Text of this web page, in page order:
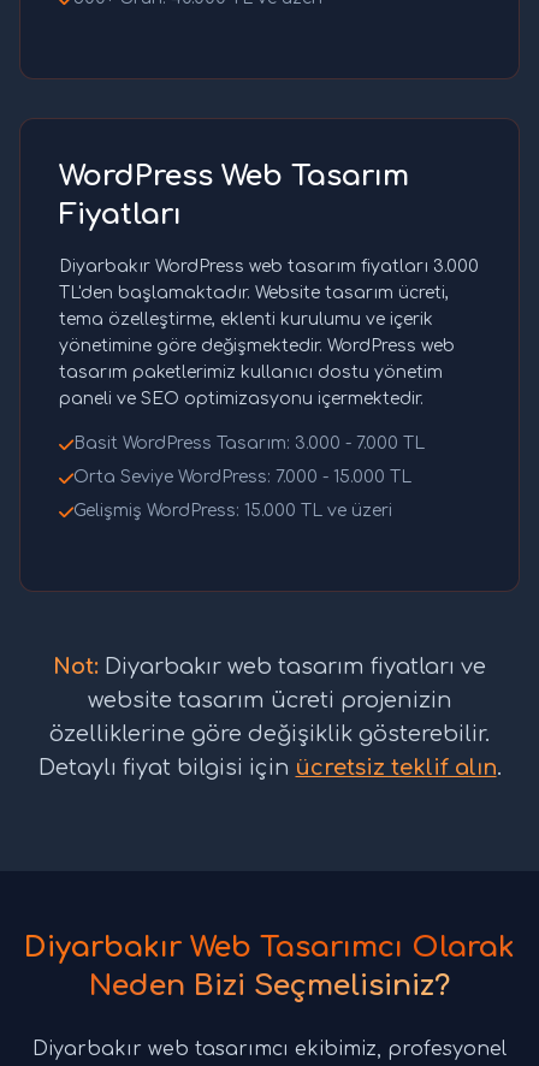
WordPress Web Tasarım
Fiyatları
Diyarbakır WordPress web tasarım fiyatları 3.000
TL'den başlamaktadır. Website tasarım ücreti,
tema özelleştirme, eklenti kurulumu ve içerik
yönetimine göre değişmektedir. WordPress web
tasarım paketlerimiz kullanıcı dostu yönetim
paneli ve SEO optimizasyonu içermektedir.
Basit WordPress Tasarım: 3.000 - 7.000 TL
Orta Seviye WordPress: 7.000 - 15.000 TL
Gelişmiş WordPress: 15.000 TL ve üzeri
Not: Diyarbakır web tasarım fiyatları ve
website tasarım ücreti projenizin
özelliklerine göre değişiklik gösterebilir.
Detaylı fiyat bilgisi için ücretsiz teklif alın.
Diyarbakır Web Tasarımcı Olarak
Neden Bizi Seçmelisiniz?
Diyarbakır web tasarımcı ekibimiz, profesyonel